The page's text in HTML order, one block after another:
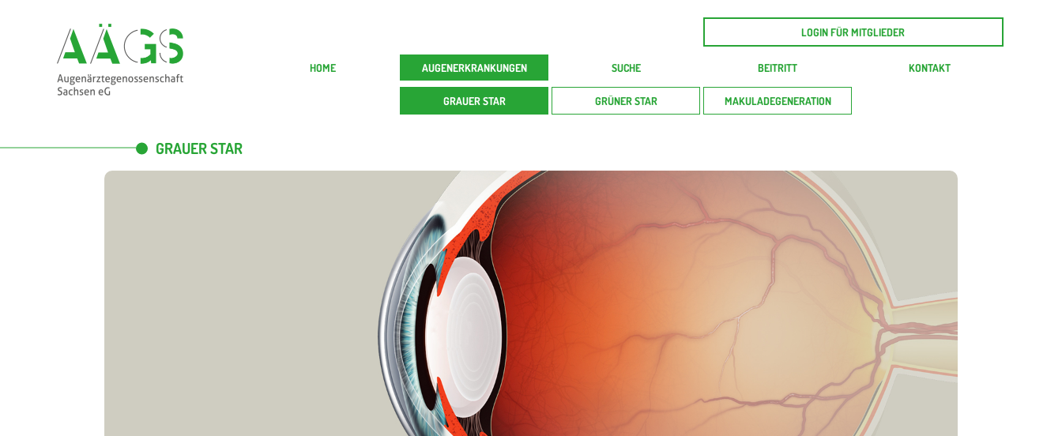
LOGIN FÜR MITGLIEDER
HOME AUGENERKRANKUNGEN
GRAUER STAR GRÜNER STAR MAKULADEGENERATION
SUCHE BEITRITT KONTAKT
GRAUER STAR